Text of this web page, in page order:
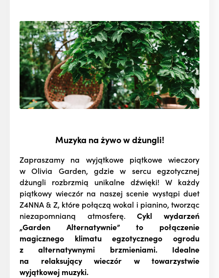
Muzyka na żywo w dżungli!
Zapraszamy na wyjątkowe piątkowe wieczory
w Olivia Garden, gdzie w sercu egzotycznej
dżungli rozbrzmią unikalne dźwięki! W każdy
piątkowy wieczór na naszej scenie wystąpi duet
Z4NNA & Z, które połączą wokal i pianino, tworząc
niezapomnianą atmosferę.Cykl wydarzeń
„Garden Alternatywnie” to połączenie
magicznego klimatu egzotycznego ogrodu
z alternatywnymi brzmieniami. Idealne
na relaksujący wieczór w towarzystwie
wyjątkowej muzyki.